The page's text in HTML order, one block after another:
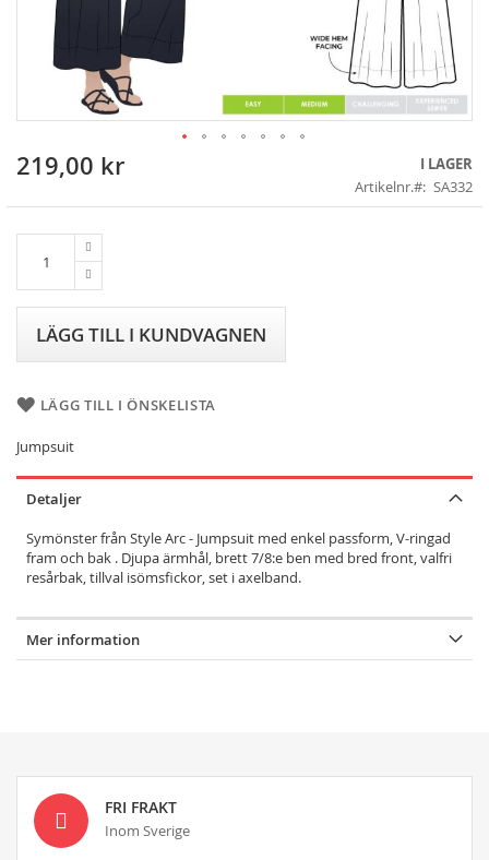
Skip
the
219,00 kr
I LAGER
Artikelnr.
SA332
LÄGG TILL I KUNDVAGNEN
LÄGG TILL I ÖNSKELISTA
Jumpsuit
Detaljer
Symönster från Style Arc - Jumpsuit med enkel passform, V-ringad
fram och bak . Djupa ärmhål, brett 7/8:e ben med bred front, valfri
resårbak, tillval isömsfickor, set i axelband.
Mer information
FRI FRAKT
Inom Sverige